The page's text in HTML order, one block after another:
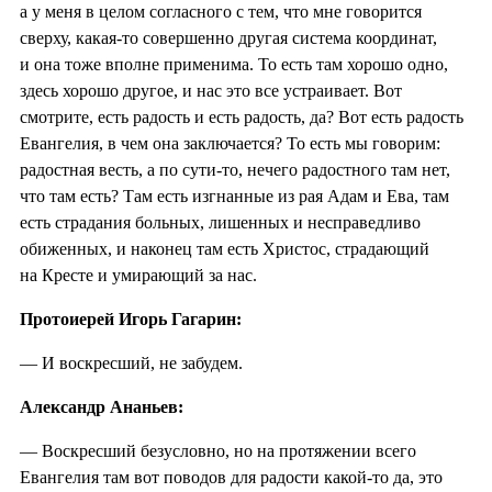
а у меня в целом согласного с тем, что мне говорится
сверху, какая-то совершенно другая система координат,
и она тоже вполне применима. То есть там хорошо одно,
здесь хорошо другое, и нас это все устраивает. Вот
смотрите, есть радость и есть радость, да? Вот есть радость
Евангелия, в чем она заключается? То есть мы говорим:
радостная весть, а по сути-то, нечего радостного там нет,
что там есть? Там есть изгнанные из рая Адам и Ева, там
есть страдания больных, лишенных и несправедливо
обиженных, и наконец там есть Христос, страдающий
на Кресте и умирающий за нас.
Протоиерей Игорь Гагарин:
— И воскресший, не забудем.
Александр Ананьев:
— Воскресший безусловно, но на протяжении всего
Евангелия там вот поводов для радости какой-то да, это